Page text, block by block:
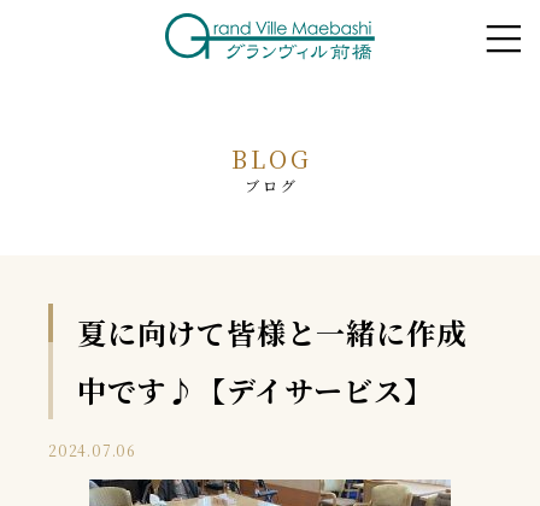
BLOG
ブログ
夏に向けて皆様と一緒に作成
中です♪【デイサービス】
2024.07.06